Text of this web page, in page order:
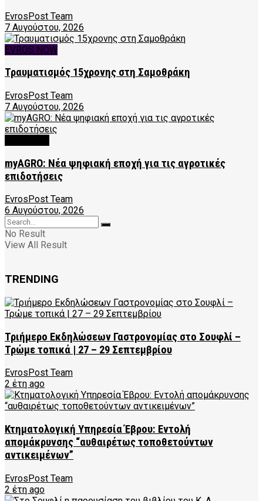
EvrosPost Team
7 Αυγούστου, 2026
EVROS NOW
Τραυματισμός 15χρονης στη Σαμοθράκη
EvrosPost Team
7 Αυγούστου, 2026
myAGRO: Νέα ψηφιακή εποχή για τις αγροτικές
επιδοτήσεις
EvrosPost Team
6 Αυγούστου, 2026
No Result
View All Result
TRENDING
Τριήμερο Εκδηλώσεων Γαστρονομίας στο Σουφλί –
Τρώμε τοπικά | 27 – 29 Σεπτεμβρίου
EvrosPost Team
2 έτη ago
Κτηματολογική Υπηρεσία Έβρου: Εντολή
απομάκρυνσης “αυθαιρέτως τοποθετούντων
αντικειμένων”
EvrosPost Team
2 έτη ago